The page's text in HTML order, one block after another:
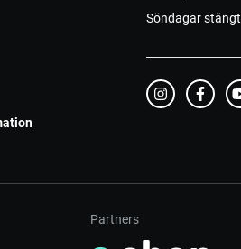
Söndagar stängt
Partners